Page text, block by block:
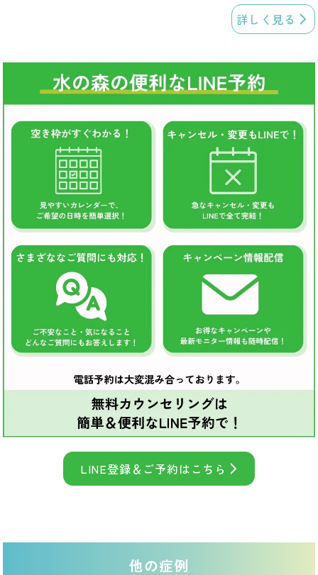
詳しく見る
LINE登録＆ご予約はこちら
他の症例